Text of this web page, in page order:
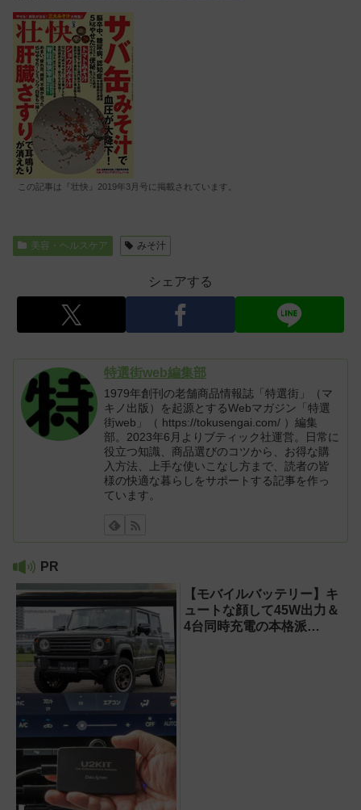
この記事は『壮快』2019年3月号に掲載されています。
美容・ヘルスケア みそ汁
シェアする
特選街web編集部
1979年創刊の老舗商品情報誌「特選街」（マ
キノ出版）を起源とするWebマガジン「特選
街web」（ https://tokusengai.com/ ）編集
部。2023年6月よりブティック社運営。日常に
役立つ知識、商品選びのコツから、お得な購
入方法、上手な使いこなし方まで、読者の皆
様の快適な暮らしをサポートする記事を作っ
ています。
PR
【モバイルバッテリー】キ
ュートな顔して45W出力＆
4台同時充電の本格派